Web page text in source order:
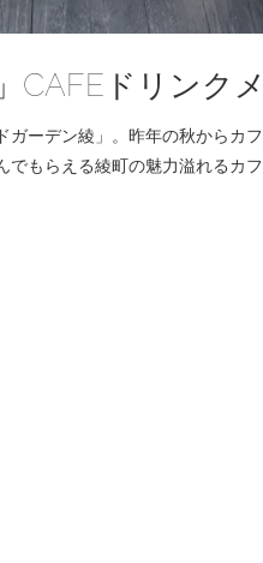
CAFEドリンク
ーデン綾」。昨年の秋からカ
でもらえる綾町の魅力溢れるカ